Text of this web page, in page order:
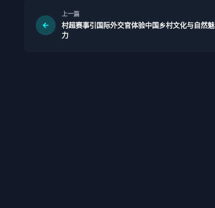
上一篇
村超赛事引国际外交官体验中国乡村文化与自然魅
力